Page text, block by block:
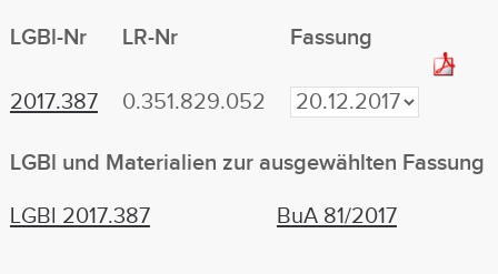
LGBl-Nr LR-Nr Fassung
2017.387 0.351.829.052
LGBl und Materialien zur ausgewählten Fassung
LGBl 2017.387 BuA 81/2017